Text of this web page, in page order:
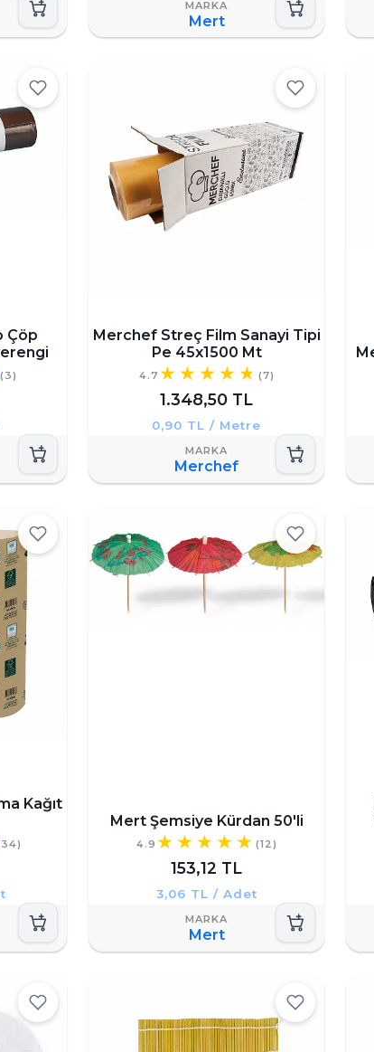
Mert
Çöp
(3)
Merchef Streç Film Sanayi Tipi
Pe 45x1500 Mt
4.7 (7)
1.348,50 TL
0,90 TL / Metre
Merchef
Kağıt
Mert Şemsiye Kürdan 50'li
4.9 (12)
153,12 TL
3,06 TL / Adet
Mert